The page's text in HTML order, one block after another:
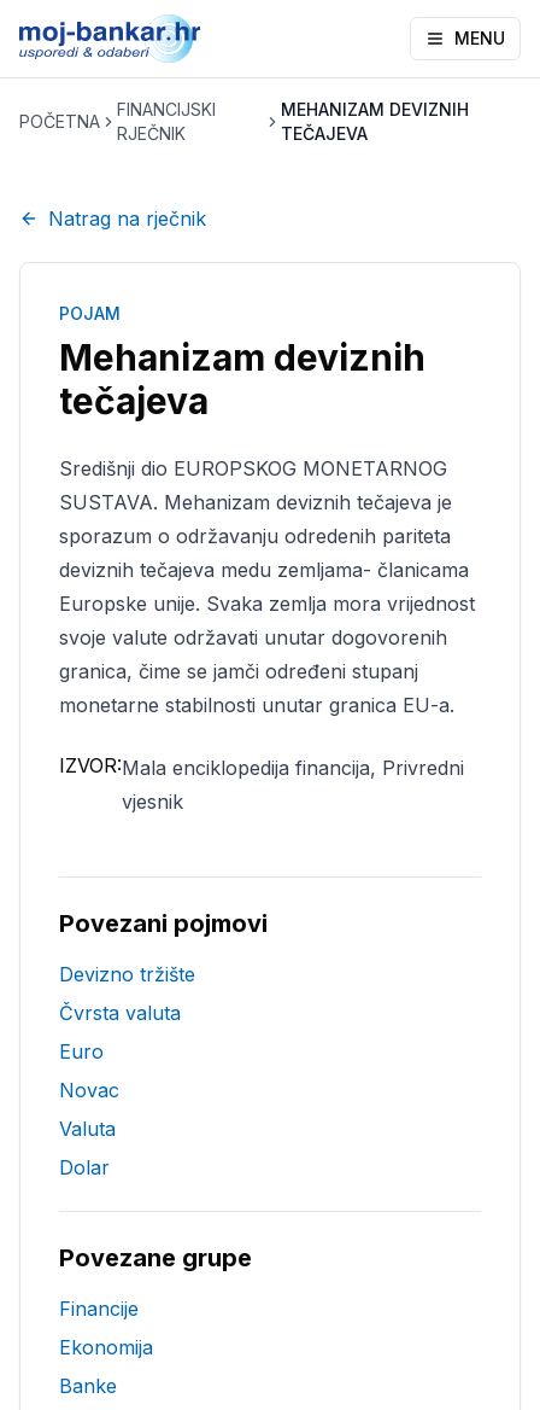
MENU
POČETNA
FINANCIJSKI
RJEČNIK
MEHANIZAM DEVIZNIH
TEČAJEVA
Natrag na rječnik
POJAM
Mehanizam deviznih
tečajeva
Središnji dio EUROPSKOG MONETARNOG
SUSTAVA. Mehanizam deviznih tečajeva je
sporazum o održavanju odredenih pariteta
deviznih tečajeva medu zemljama- članicama
Europske unije. Svaka zemlja mora vrijednost
svoje valute održavati unutar dogovorenih
granica, čime se jamči određeni stupanj
monetarne stabilnosti unutar granica EU-a.
IZVOR:Mala enciklopedija financija, Privredni
vjesnik
Povezani pojmovi
Devizno tržište
Čvrsta valuta
Euro
Novac
Valuta
Dolar
Povezane grupe
Financije
Ekonomija
Banke